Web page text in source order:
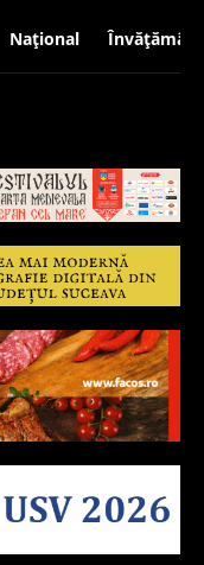
Național Învățământ